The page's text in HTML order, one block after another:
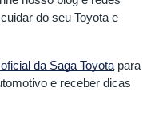
do seu Toyota e
da Saga Toyota para
e receber dicas